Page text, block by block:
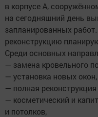
в корпусе А,
на сегодняшний день
запланированных
реконструкцию
Среди основных
— замена кровельного
— установка новых окон,
— полная
— косметический и
и потолков,